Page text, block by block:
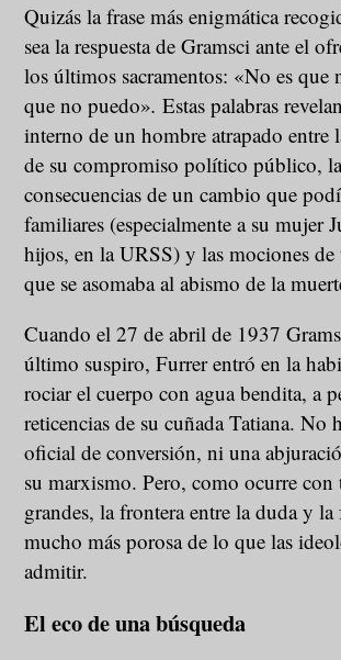
Quizás la frase más enigmática
sea la respuesta de Gramsci ante el
los últimos sacramentos: «No es que
que no puedo». Estas palabras
interno de un hombre atrapado entre
de su compromiso político público,
consecuencias de un cambio que
familiares (especialmente a su mujer
hijos, en la URSS) y las mociones
que se asomaba al abismo de la
Cuando el 27 de abril de 1937
último suspiro, Furrer entró en la
rociar el cuerpo con agua bendita, a
reticencias de su cuñada Tatiana. No
oficial de conversión, ni una
su marxismo. Pero, como ocurre con
grandes, la frontera entre la duda y la
mucho más porosa de lo que las
admitir.
El eco de una búsqueda